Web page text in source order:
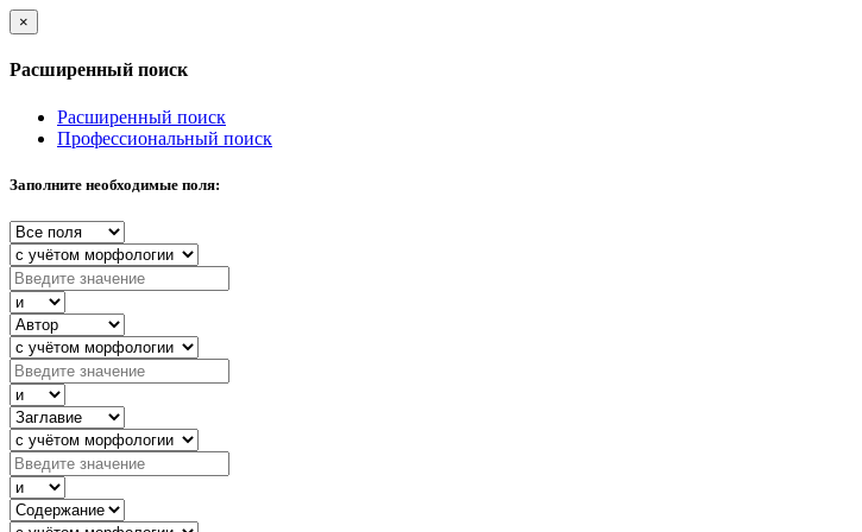
×
Расширенный поиск
Расширенный поиск
Профессиональный поиск
Заполните необходимые поля: